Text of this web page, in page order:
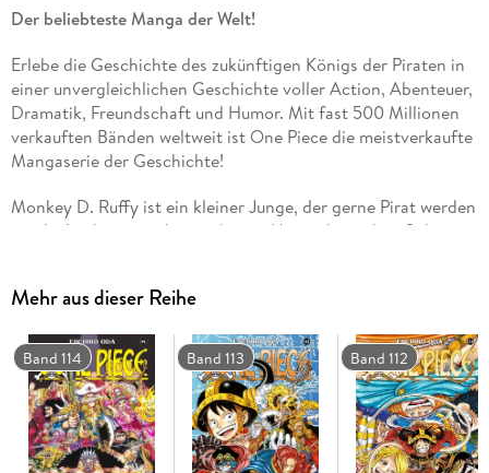
Der beliebteste Manga der Welt!
Erlebe die Geschichte des zukünftigen Königs der Piraten in
einer unvergleichlichen Geschichte voller Action, Abenteuer,
Dramatik, Freundschaft und Humor. Mit fast 500 Millionen
verkauften Bänden weltweit ist One Piece die meistverkaufte
Mangaserie der Geschichte!
Monkey D. Ruffy ist ein kleiner Junge, der gerne Pirat werden
würde. Leider nützt ihm auch eine Mutprobe nichts. Solange
Teufelsfrucht oder Gum-Gum-Frucht genannt, klaut und zum
Für Fans von Naruto, Dragon Ball, My Hero Academia und
Fairy Tail!
Weitere Infos:
- Anime-Serie bei Crunchyroll, Wakanim und Anime on
Demand
Mehr aus dieser Reihe
Band 114 Band 113 Band 112